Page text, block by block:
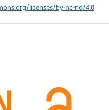
licenses/by-nc-nd/4.0